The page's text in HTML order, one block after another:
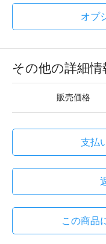
オプ
その他の詳細情
販売価格
支払
この商品